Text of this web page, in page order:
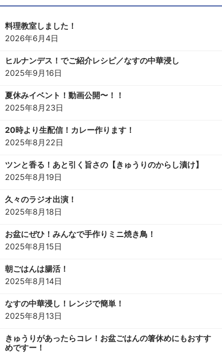
料理教室しました！
2026年6月4日
ヒルナンデス！でご紹介レシピ／なすの中華浸し
2025年9月16日
夏休みイベント！動画公開〜！！
2025年8月23日
20時より生配信！カレー作ります！
2025年8月22日
ツンと香る！あと引く旨さの【きゅうりのからし漬け】
2025年8月19日
久々のラジオ出演！
2025年8月18日
お盆にぜひ！みんなで手作りミニ焼き鳥！
2025年8月15日
朝ごはんは腸活！
2025年8月14日
なすの中華浸し！レンジで簡単！
2025年8月13日
きゅうりがあったらコレ！お盆ごはんの箸休めにもおすす
めですー！